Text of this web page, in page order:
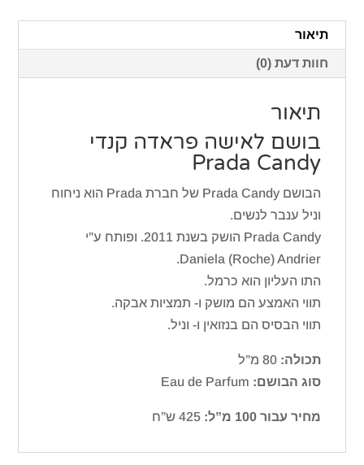
תיאור
חוות דעת (0)
תיאור
בושם לאישה פראדה קנדי
Prada Candy
הבושם Prada Candy של חברת Prada הוא ניחוח
וניל ענבר לנשים.
Prada Candy הושק בשנת 2011. ופותח ע”י
Daniela (Roche) Andrier.
התו העליון הוא כרמל.
תווי האמצע הם מושק ו- תמציות אבקה.
תווי הבסיס הם בנזואין ו- וניל.
תכולה: 80 מ”ל
סוג הבושם:
מחיר עבור 100 מ”ל: 425 ש”ח